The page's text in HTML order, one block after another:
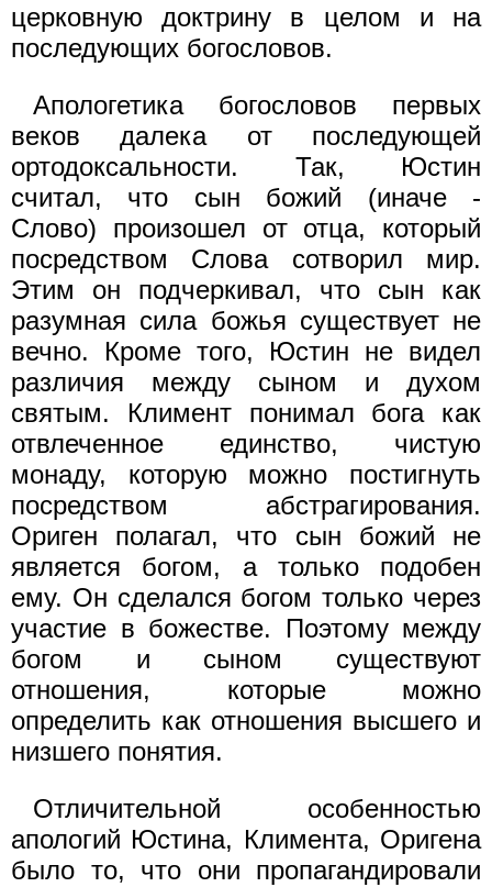
церковную доктрину в целом и на
последующих богословов.
Апологетика богословов первых
веков далека от последующей
ортодоксальности. Так, Юстин
считал, что сын божий (иначе -
Слово) произошел от отца, который
посредством Слова сотворил мир.
Этим он подчеркивал, что сын как
разумная сила божья существует не
вечно. Кроме того, Юстин не видел
различия между сыном и духом
святым. Климент понимал бога как
отвлеченное единство, чистую
монаду, которую можно постигнуть
посредством абстрагирования.
Ориген полагал, что сын божий не
является богом, а только подобен
ему. Он сделался богом только через
участие в божестве. Поэтому между
богом и сыном существуют
отношения, которые можно
определить как отношения высшего и
низшего понятия.
Отличительной особенностью
апологий Юстина, Климента, Оригена
было то, что они пропагандировали